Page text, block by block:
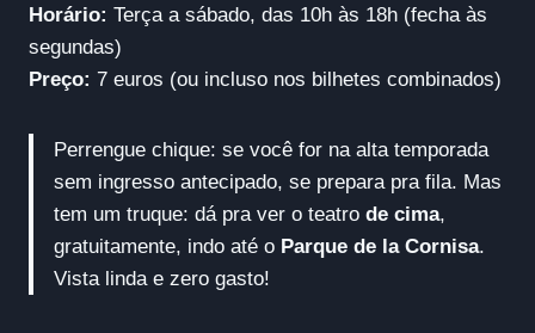
Horário: Terça a sábado, das 10h às 18h (fecha às
segundas)
Preço: 7 euros (ou incluso nos bilhetes combinados)
Perrengue chique: se você for na alta temporada
sem ingresso antecipado, se prepara pra fila. Mas
tem um truque: dá pra ver o teatro de cima,
gratuitamente, indo até o Parque de la Cornisa.
Vista linda e zero gasto!